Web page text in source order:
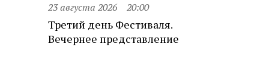
23 августа 2026 20:00
Третий день Фестиваля.
Вечернее представление